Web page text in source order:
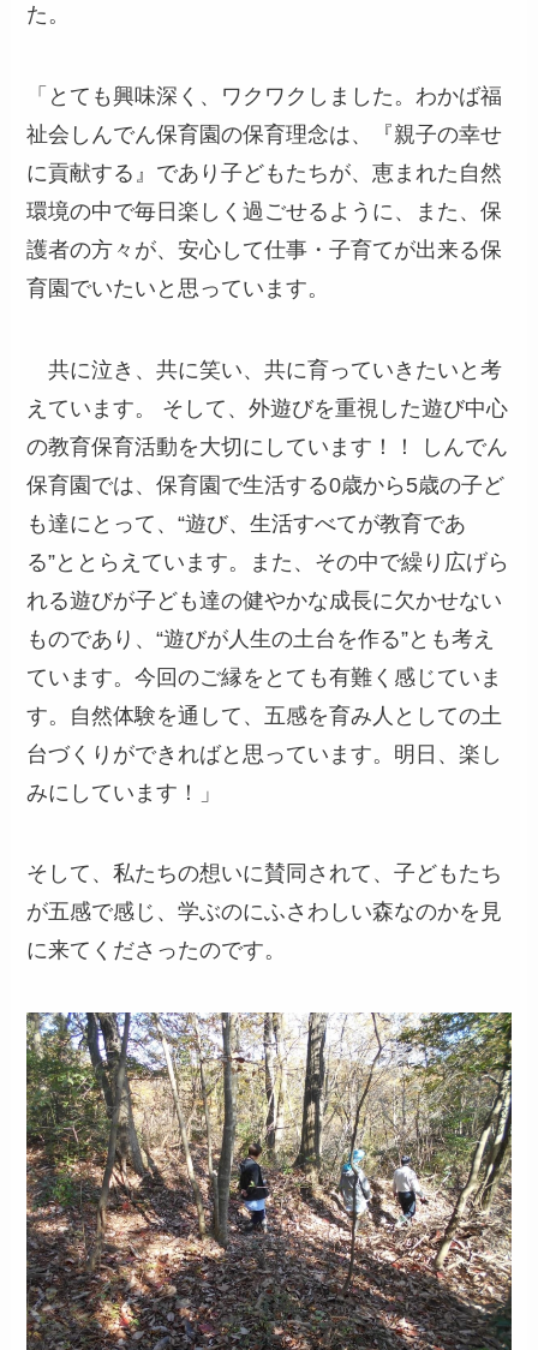
た。
「とても興味深く、ワクワクしました。わかば福
祉会しんでん保育園の保育理念は、『親子の幸せ
に貢献する』であり子どもたちが、恵まれた自然
環境の中で毎日楽しく過ごせるように、また、保
護者の方々が、安心して仕事・子育てが出来る保
育園でいたいと思っています。
共に泣き、共に笑い、共に育っていきたいと考
えています。 そして、外遊びを重視した遊び中心
の教育保育活動を大切にしています！！ しんでん
保育園では、保育園で生活する0歳から5歳の子ど
も達にとって、“遊び、生活すべてが教育であ
る”ととらえています。また、その中で繰り広げら
れる遊びが子ども達の健やかな成長に欠かせない
ものであり、“遊びが人生の土台を作る”とも考え
ています。今回のご縁をとても有難く感じていま
す。自然体験を通して、五感を育み人としての土
台づくりができればと思っています。明日、楽し
みにしています！」
そして、私たちの想いに賛同されて、子どもたち
が五感で感じ、学ぶのにふさわしい森なのかを見
に来てくださったのです。